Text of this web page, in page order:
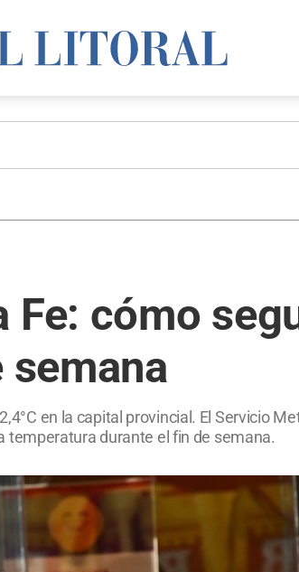
Fe: cómo
en la capital provincial. El Servicio
temperatura durante el fin de semana.